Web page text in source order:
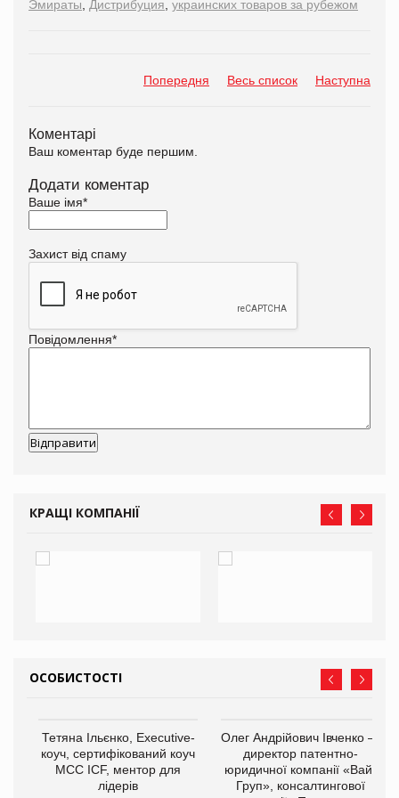
Эмираты Дистрибуция украинских товаров за рубежом
Попередня Весь список Наступна
Коментарі
Ваш коментар буде першим.
Додати коментар
Ваше імя*
Захист від спаму
Повідомлення*
КРАЩІ КОМПАНІЇ
ОСОБИСТОСТІ
Тетяна Ільєнко, Executive-
коуч, сертифікований коуч
МСС ICF, ментор для
лідерів
Олег Андрійович Івченко —
директор патентно-
юридичної компанії «Вайз
Груп», консалтингової